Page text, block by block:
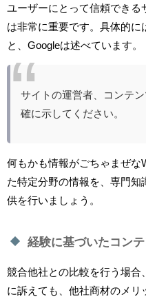
ユーザーにとって信頼できる
は非常に重要です。具体的
と、Googleは述べています。
サイトの運営者、コンテ
確に示してください。
何もかも情報がごちゃまぜな
た特定分野の情報を、専門知
供を行いましょう。
経験に基づいたコン
競合他社との比較を行う場合
に訴えても、他社商材のメリ